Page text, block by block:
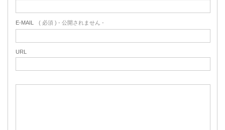
E-MAIL ( 必須 ) - 公開されません -
URL